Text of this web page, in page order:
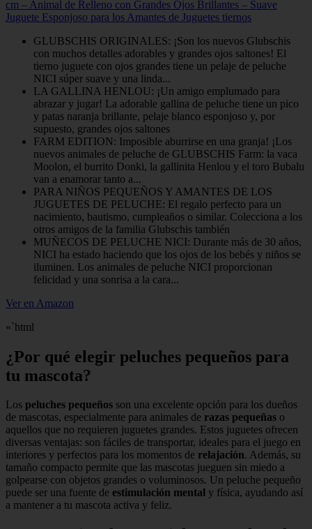
cm – Animal de Relleno con Grandes Ojos Brillantes – Suave
Juguete Esponjoso para los Amantes de Juguetes tiernos
GLUBSCHIS ORIGINALES: ¡Son los nuevos Glubschis
con muchos detalles adorables y grandes ojos saltones! El
tierno juguete con ojos grandes tiene un pelaje de peluche
NICI súper suave y una linda...
LA GALLINA HENLOU: ¡Un amigo emplumado para
abrazar y jugar! La adorable gallina de peluche tiene un pico
y patas naranja brillante, pelaje blanco esponjoso y, por
supuesto, grandes ojos saltones
FARM EDITION: Imposible aburrirse en una granja! ¡Los
nuevos animales de peluche de GLUBSCHIS Farm: la vaca
Moolon, el burrito Donki, la gallinita Henlou y el toro Bubalu
van a enamorar tanto a...
PARA NIÑOS PEQUEÑOS Y AMANTES DE LOS
JUGUETES DE PELUCHE: El regalo perfecto para un
nacimiento, bautismo, cumpleaños o similar. Colecciona a los
otros amigos de la familia Glubschis también
MUÑECOS DE PELUCHE NICI: Durante más de 30 años,
NICI ha estado haciendo que los ojos de los bebés y niños se
iluminen. Los animales de peluche NICI proporcionan
felicidad y una sonrisa a la cara...
Ver en Amazon
«`html
¿Por qué elegir peluches pequeños para
tu mascota?
Los peluches pequeños son una excelente opción para los dueños
de mascotas, especialmente para animales de razas pequeñas o
aquellos que no requieren juguetes grandes. Estos juguetes ofrecen
diversas ventajas: son fáciles de transportar, ideales para el juego en
interiores y perfectos para los momentos de relajación. Además, su
tamaño compacto permite que las mascotas jueguen sin miedo a
golpearse con objetos grandes o voluminosos. Un peluche pequeño
puede ser una fuente de estimulación mental y física, ayudando así
a mantener a tu mascota activa y feliz.